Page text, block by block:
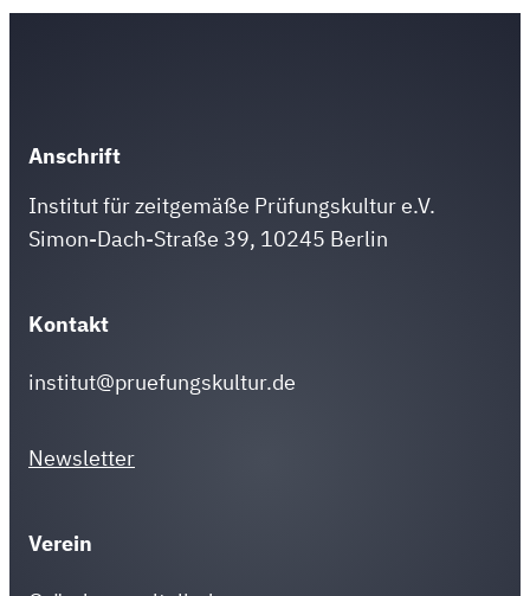
Anschrift
Institut für zeitgemäße Prüfungskultur e.V.
Simon-Dach-Straße 39, 10245 Berlin
Kontakt
institut@pruefungskultur.de
Newsletter
Verein